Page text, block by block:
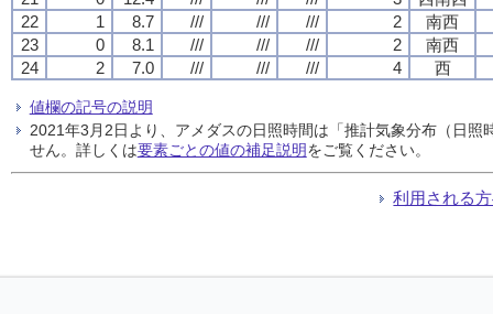
22
1 8.7 /// /// /// 2
南西
23
0 8.1 /// /// /// 2
南西
24
2 7.0 /// /// /// 4 西
値欄の記号の説明
2021年3月2日より、アメダスの日照時間は「推計気象分布（日
せん。詳しくは要素ごとの値の補足説明をご覧ください。
利用される